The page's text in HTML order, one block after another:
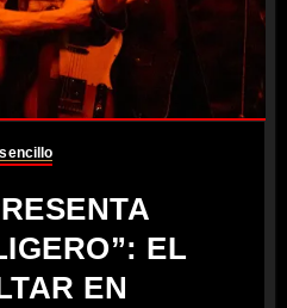
sencillo
EL
EN